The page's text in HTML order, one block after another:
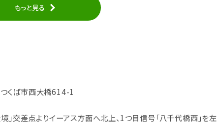
もっと見る
くば市西大橋614-1
」交差点よりイーアス方面へ北上、1つ目信号「八千代橋西」を左